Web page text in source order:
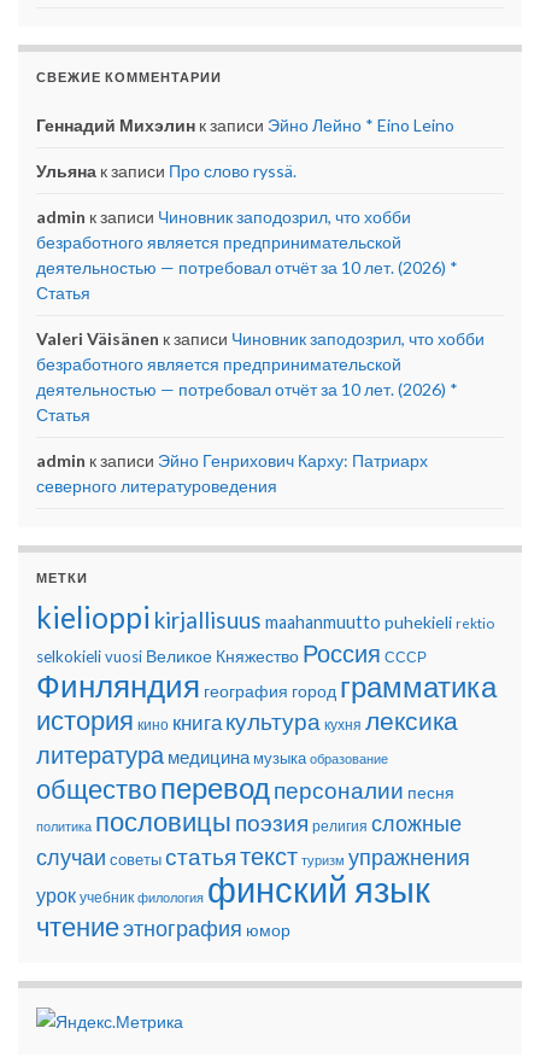
СВЕЖИЕ КОММЕНТАРИИ
Геннадий Михэлин к записи Эйно Лейно * Eino Leino
Ульяна к записи Про слово ryssä.
admin к записи Чиновник заподозрил, что хобби
безработного является предпринимательской
деятельностью — потребовал отчёт за 10 лет. (2026) *
Статья
Valeri Väisänen к записи Чиновник заподозрил, что хобби
безработного является предпринимательской
деятельностью — потребовал отчёт за 10 лет. (2026) *
Статья
admin к записи Эйно Генрихович Карху: Патриарх
северного литературоведения
МЕТКИ
kielioppi kirjallisuus maahanmuutto puhekieli rektio
selkokielivuosi Великое Княжество Россия СССР
Финляндия география город грамматика
история кино книгакультура кухня лексика
литература медицина музыка образование
обществопереводперсоналии песня
политика пословицы поэзия религия сложные
случаи советыстатьятекст туризм упражнения
урок учебник филология финский язык
чтениеэтнография юмор